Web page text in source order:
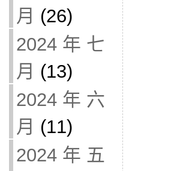
月 (26)
2024 年 七
月 (13)
2024 年 六
月 (11)
2024 年 五